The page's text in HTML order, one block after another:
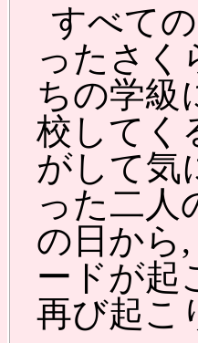
すべて
ったさく
ちの学級
校してく
がして気
った二人
の日から
ードが起
再び起こ